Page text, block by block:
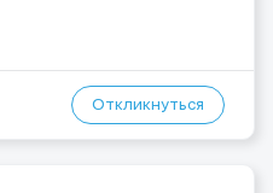
Откликнуться